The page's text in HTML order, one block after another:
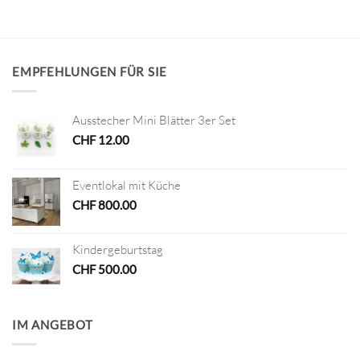
EMPFEHLUNGEN FÜR SIE
Ausstecher Mini Blätter 3er Set
CHF12.00
Eventlokal mit Küche
CHF800.00
Kindergeburtstag
CHF500.00
IM ANGEBOT